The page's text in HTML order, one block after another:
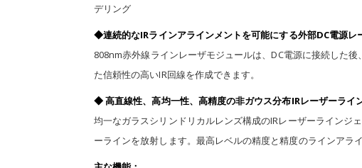
デリング
◆連続的なIRラインアラインメントを可能にする外部DC電源レ
808nm赤外線ラインレーザモジュールは、DC電源に接続した
た信頼性の高いIR回線を作成できます。
◆ 高直線性、高均一性、高精度の非ガウス分布IRレーザーライ
均一なガラスシリンドリカルレンズ構成のIRレーザーラインジ
ーラインを放射します。最高レベルの精度と精度のラインアラ